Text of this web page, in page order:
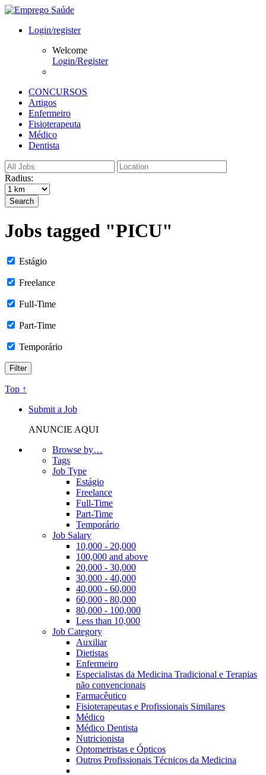
Login/register
Welcome
Login/Register
CONCURSOS
Artigos
Enfermeiro
Fisioterapeuta
Médico
Dentista
Radius:
Search
Jobs tagged "PICU"
Estágio
Freelance
Full-Time
Part-Time
Temporário
Top ↑
Submit a Job
ANUNCIE AQUI
Browse by…
Tags
Job Type
Estágio
Freelance
Full-Time
Part-Time
Temporário
Job Salary
10,000 - 20,000
100,000 and above
20,000 - 30,000
30,000 - 40,000
40,000 - 60,000
60,000 - 80,000
80,000 - 100,000
Less than 10,000
Job Category
Auxiliar
Dietistas
Enfermeiro
Especialistas da Medicina Tradicional e Terapias
não convencionais
Farmacêutico
Fisioterapeutas e Profissionais Similares
Médico
Médico Dentista
Nutricionista
Optometristas e Ópticos
Outros Profissionais Técnicos da Medicina